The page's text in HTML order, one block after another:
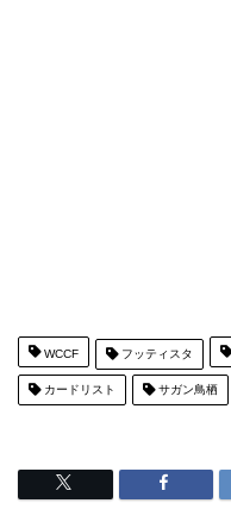
WCCF フッティスタ
カードリスト サガン鳥栖